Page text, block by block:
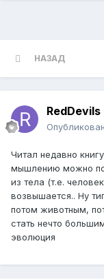
НАЗАД
RedDevils
Читал недавно
мышлению можно
из тела (т.е.
возвышается.. Ну
потом животным,
стать нечто
эволюция